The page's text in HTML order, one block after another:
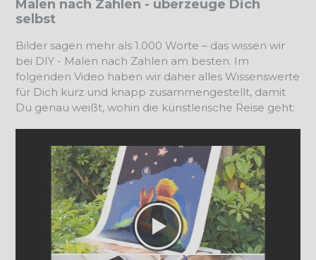
Malen nach Zahlen - überzeuge Dich
selbst
Bilder sagen mehr als 1.000 Worte – das wissen wir
bei DIY - Malen nach Zahlen am besten. Im
folgenden Video haben wir daher alles Wissenswerte
für Dich kurz und knapp zusammengestellt, damit
Du genau weißt, wohin die künstlerische Reise geht: